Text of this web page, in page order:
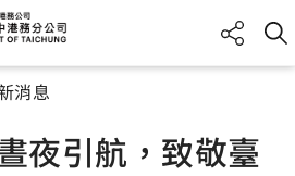
消息
夜引航，致敬臺